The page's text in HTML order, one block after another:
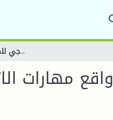
واقع مهارات الاتصال لدى ذوي الاحتياجات الخاصة (دراسة ميدانية في المركز البيداغوجي للمعوقين ذهنيا بولاية)
واقع مهارات